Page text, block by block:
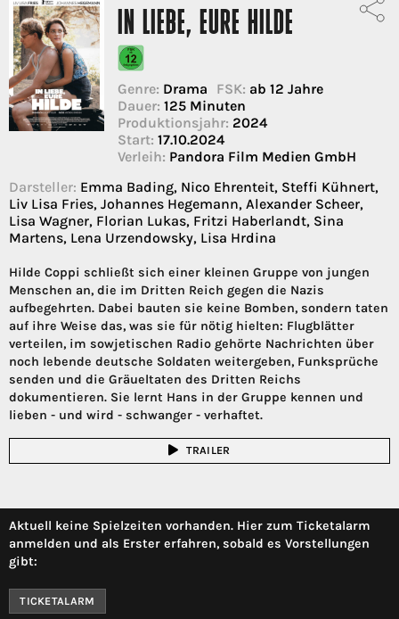
IN LIEBE, EURE HILDE
Genre: Drama FSK: ab 12 Jahre
Dauer: 125 Minuten
Produktionsjahr: 2024
Start: 17.10.2024
Verleih: Pandora Film Medien GmbH
Darsteller: Emma Bading, Nico Ehrenteit, Steffi Kühnert,
Liv Lisa Fries, Johannes Hegemann, Alexander Scheer,
Lisa Wagner, Florian Lukas, Fritzi Haberlandt, Sina
Martens, Lena Urzendowsky, Lisa Hrdina
Hilde Coppi schließt sich einer kleinen Gruppe von jungen
Menschen an, die im Dritten Reich gegen die Nazis
aufbegehrten. Dabei bauten sie keine Bomben, sondern taten
auf ihre Weise das, was sie für nötig hielten: Flugblätter
verteilen, im sowjetischen Radio gehörte Nachrichten über
noch lebende deutsche Soldaten weitergeben, Funksprüche
senden und die Gräueltaten des Dritten Reichs
dokumentieren. Sie lernt Hans in der Gruppe kennen und
lieben - und wird - schwanger - verhaftet.
TRAILER
Aktuell keine Spielzeiten vorhanden. Hier zum Ticketalarm
anmelden und als Erster erfahren, sobald es Vorstellungen
gibt:
TICKETALARM